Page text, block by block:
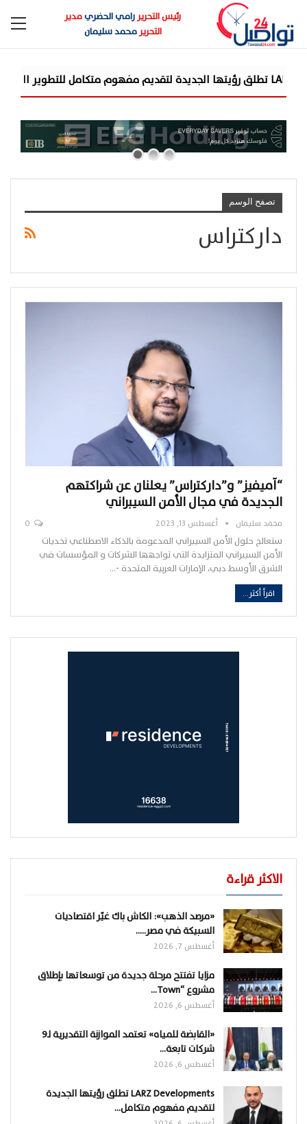
رئيس التحريررامي الحضريمدير
التحريرمحمد سليمان
تصفح الوسم
داركتراس
“آميفيز” و”داركتراس” يعلنان عن شراكتهم
الجديدة في مجال الأمن السيبراني
محمد سليمان أغسطس 13, 2023
ستعالج حلول الأمن السيبراني المدعومة بالذكاء الاصطناعي تحديات
الأمن السيبراني المتزايدة التي تواجهها الشركات و المؤسسات في
الشرق الأوسط دبي، الإمارات العربية المتحدة -…
اقرأ أكثر...
الاكثر قراءة
«مرصد الذهب»: الكاش باك غيّر اقتصاديات
السبيكة في مصر..…
أغسطس 7, 2026
مزايا تفتتح مرحلة جديدة من توسعاتها بإطلاق
مشروع “Town…
أغسطس 6, 2026
«القابضة للمياه» تعتمد الموازنة التقديرية لـ9
شركات تابعة…
أغسطس 6, 2026
LARZ Developments تطلق رؤيتها الجديدة
لتقديم مفهوم متكامل…